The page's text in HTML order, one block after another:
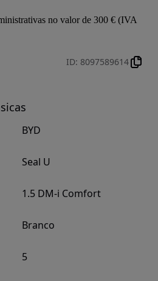
ID: 8097589614
BYD
Seal U
1.5 DM-i Comfort
Branco
5